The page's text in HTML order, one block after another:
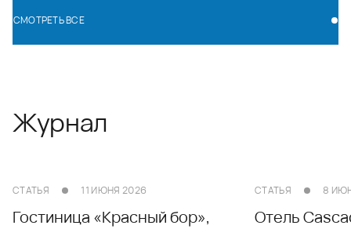
СМОТРЕТЬ ВСЕ
Журнал
СТАТЬЯ 11 ИЮНЯ 2026
Гостиница «Красный бор»,
СТАТЬЯ 8
Отель